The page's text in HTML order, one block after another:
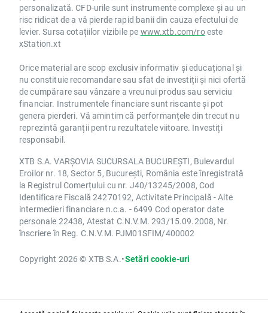
personalizată. CFD-urile sunt instrumente complexe și au un
risc ridicat de a vă pierde rapid banii din cauza efectului de
levier. Sursa cotațiilor vizibile pe www.xtb.com/roeste
xStation.xt
Orice material are scop exclusiv informativ și educațional și
nu constituie recomandare sau sfat de investiții și nici ofertă
de cumpărare sau vânzare a vreunui produs sau serviciu
financiar. Instrumentele financiare sunt riscante și pot
genera pierderi. Vă amintim că performanțele din trecut nu
reprezintă garanții pentru rezultatele viitoare. Investiți
responsabil.
XTB S.A. VARȘOVIA SUCURSALA BUCUREȘTI, Bulevardul
Eroilor nr. 18, Sector 5, București, România este înregistrată
la Registrul Comerțului cu nr. J40/13245/2008, Cod
Identificare Fiscală 24270192, Activitate Principală - Alte
intermedieri financiare n.c.a. - 6499 Cod operator date
personale 22438, Atestat C.N.V.M. 293/15.09.2008, Nr.
înscriere în Reg. C.N.V.M. PJM01SFIM/400002
Copyright 2026 © XTB S.A.•Setări cookie-uri